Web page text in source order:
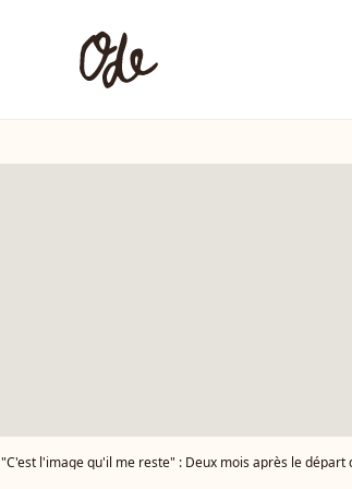
"C'est l'image qu'il me reste" : Deux mois après le départ du petit Ezechiel,